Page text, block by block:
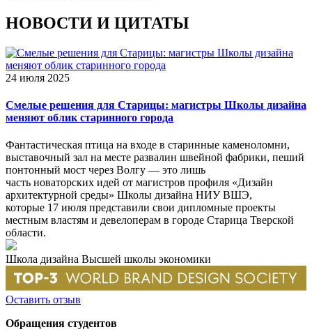
НОВОСТИ И ЦИТАТЫ
24 июля 2025
Смелые решения для Старицы: магистры Школы дизайна
меняют облик старинного города
Фантастическая птица на входе в старинные каменоломни,
выставочный зал на месте развалин швейной фабрики, пеший
понтонный мост через Волгу — это лишь
часть новаторских идей от магистров профиля «Дизайн
архитектурной среды» Школы дизайна НИУ ВШЭ,
которые 17 июля представили свои дипломные проекты
местным властям и девелоперам в городе Старица Тверской
области.
Школа дизайна Высшей школы экономики
Оставить отзыв
Обращения студентов